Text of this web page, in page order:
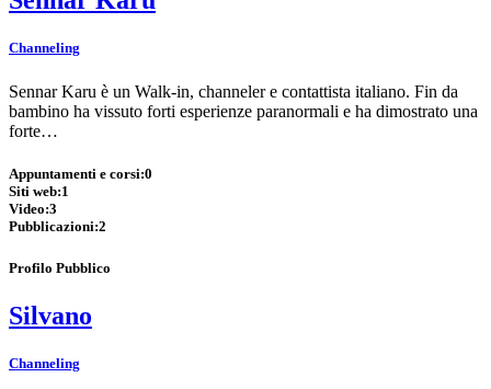
Channeling
Sennar Karu è un Walk-in, channeler e contattista italiano. Fin da
bambino ha vissuto forti esperienze paranormali e ha dimostrato una
forte…
Appuntamenti e corsi:0
Siti web:1
Video:3
Pubblicazioni:2
Profilo Pubblico
Silvano
Channeling